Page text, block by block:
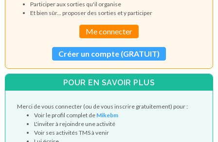
Participer aux sorties qu'il organise
Et bien sûr... proposer des sorties et y participer
Me connecter
Créer un compte (GRATUIT)
POUR EN SAVOIR PLUS
Merci de vous connecter (ou de vous inscrire gratuitement) pour :
Voir le profil complet de Mikebm
L'inviter à rejoindre une activité
Voir ses activités TMS à venir